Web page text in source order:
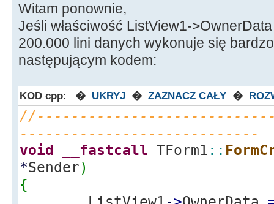
Witam ponownie,
Jeśli właściwość ListView1-
200.000 lini danych wykonuje się
następującym kodem:
KOD cpp: � UKRYJ � ZAZNACZ CAŁY �
----------------------------
void
__fastcall TForm1 ::
*Sender)
{